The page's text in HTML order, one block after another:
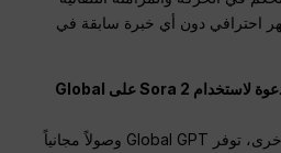
احترافي دون أي خبرة سابقة في
السؤال الثاني: هل أحتاج إلى دعوة لاستخدام Sora 2 على Global
ج: لا. على عكس المنصات الأخرى، توفر Global GPT وصولاً مجانياً